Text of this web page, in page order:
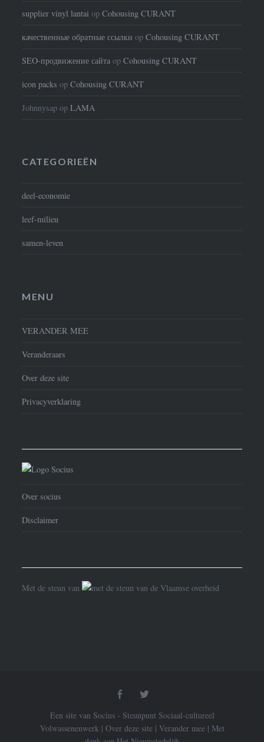
supplier vinyl lantai opCohousing CURANT
качественные обратные ссылки opCohousing CURANT
SEO-продвижение сайта opCohousing CURANT
icon packs opCohousing CURANT
Johnnysap opLAMA
CATEGORIEËN
deel-economie
leef-milieu
samen-leven
MENU
VERANDER MEE
Veranderaars
Over deze site
Privacyverklaring
Over socius
Disclaimer
Met de steun van
Facebook
Een site van Socius - Steunpunt Sociaal-cultureel
Volwassenenwerk | Over deze site | Verander mee | Met